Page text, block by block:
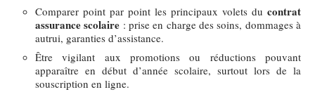
Comparer point par point les principaux volets du contrat
assurance scolaire : prise en charge des soins, dommages à
autrui, garanties d’assistance.
Être vigilant aux promotions ou réductions pouvant
apparaître en début d’année scolaire, surtout lors de la
souscription en ligne.